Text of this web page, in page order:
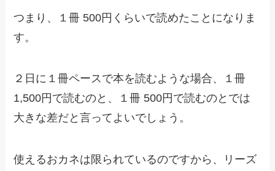
つまり、１冊 500円くらいで読めたことになりま
す。
２日に１冊ペースで本を読むような場合、１冊
1,500円で読むのと、１冊 500円で読むのとでは
大きな差だと言ってよいでしょう。
使えるおカネは限られているのですから、リーズ